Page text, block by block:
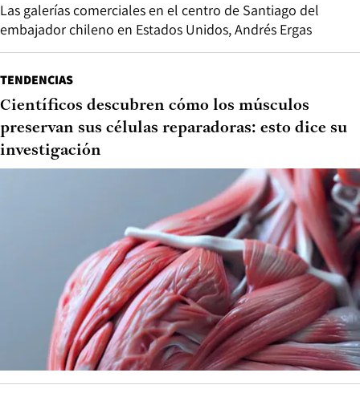
Las galerías comerciales en el centro de Santiago del
embajador chileno en Estados Unidos, Andrés Ergas
TENDENCIAS
Científicos descubren cómo los músculos
preservan sus células reparadoras: esto dice su
investigación